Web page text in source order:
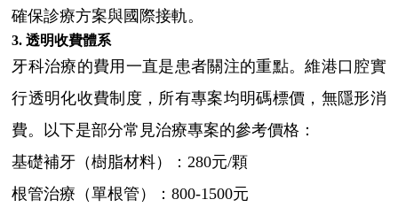
確保診療方案與國際接軌。
3. 透明收費體系
牙科治療的費用一直是患者關注的重點。維港口腔實
行透明化收費制度，所有專案均明碼標價，無隱形消
費。以下是部分常見治療專案的參考價格：
基礎補牙（樹脂材料）：280元/顆
根管治療（單根管）：800-1500元